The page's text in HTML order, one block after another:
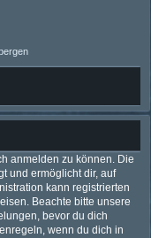
anmelden zu können. Die
und ermöglicht dir, auf
kann registrierten
Beachte bitte unsere
bevor du dich
wenn du dich in